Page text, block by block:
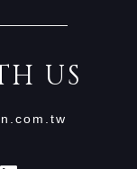
US